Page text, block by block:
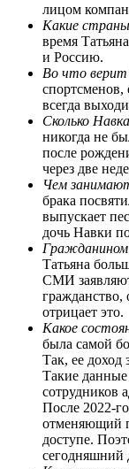
лицом
Какие
время
и Россию.
Во что
спортсменов,
всегда
Сколько
никогда не
после
через две
Чем
брака
выпускает
дочь Навки
Татьяна
СМИ
гражданство,
отрицает это.
Какое
была самой
Так, ее доход
Такие
сотрудников
После 2022-
отменяющий
доступе.
сегодняшний